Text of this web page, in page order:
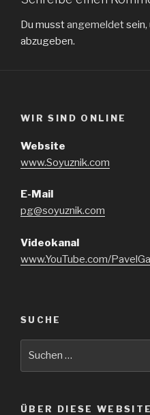
Du musstangemeldet
abzugeben.
WIR SIND ONLINE
Website
www.Soyuznik.com
E-Mail
pg@soyuznik.com
Videokanal
www.YouTube.com/
SUCHE
ÜBER DIESE WEBSITE